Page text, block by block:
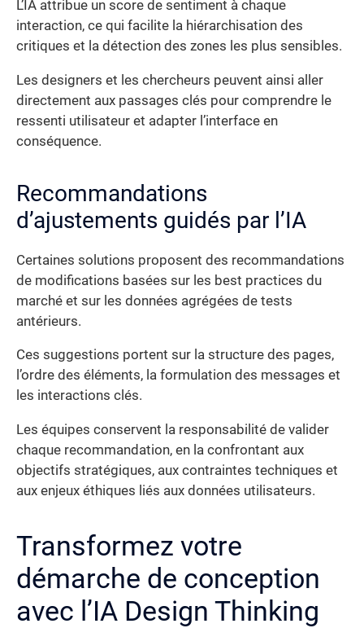
L’IA attribue un score de sentiment à chaque
interaction, ce qui facilite la hiérarchisation des
critiques et la détection des zones les plus sensibles.
Les designers et les chercheurs peuvent ainsi aller
directement aux passages clés pour comprendre le
ressenti utilisateur et adapter l’interface en
conséquence.
Recommandations
d’ajustements guidés par l’IA
Certaines solutions proposent des recommandations
de modifications basées sur les best practices du
marché et sur les données agrégées de tests
antérieurs.
Ces suggestions portent sur la structure des pages,
l’ordre des éléments, la formulation des messages et
les interactions clés.
Les équipes conservent la responsabilité de valider
chaque recommandation, en la confrontant aux
objectifs stratégiques, aux contraintes techniques et
aux enjeux éthiques liés aux données utilisateurs.
Transformez votre
démarche de conception
avec l’IA Design Thinking